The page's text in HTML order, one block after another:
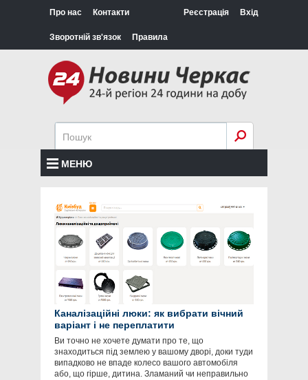
Про нас Контакти
Зворотній зв'язок Правила
Реєстрація Вхід
МЕНЮ
Каналізаційні люки: як вибрати вічний
варіант і не переплатити
Ви точно не хочете думати про те, що
знаходиться під землею у вашому дворі, доки туди
випадково не впаде колесо вашого автомобіля
або, що гірше, дитина. Зламаний чи неправильно